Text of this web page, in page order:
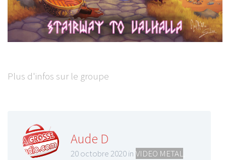
Plus d'infos sur le groupe
Aude D
20 octobre 2020 in VIDEO METAL